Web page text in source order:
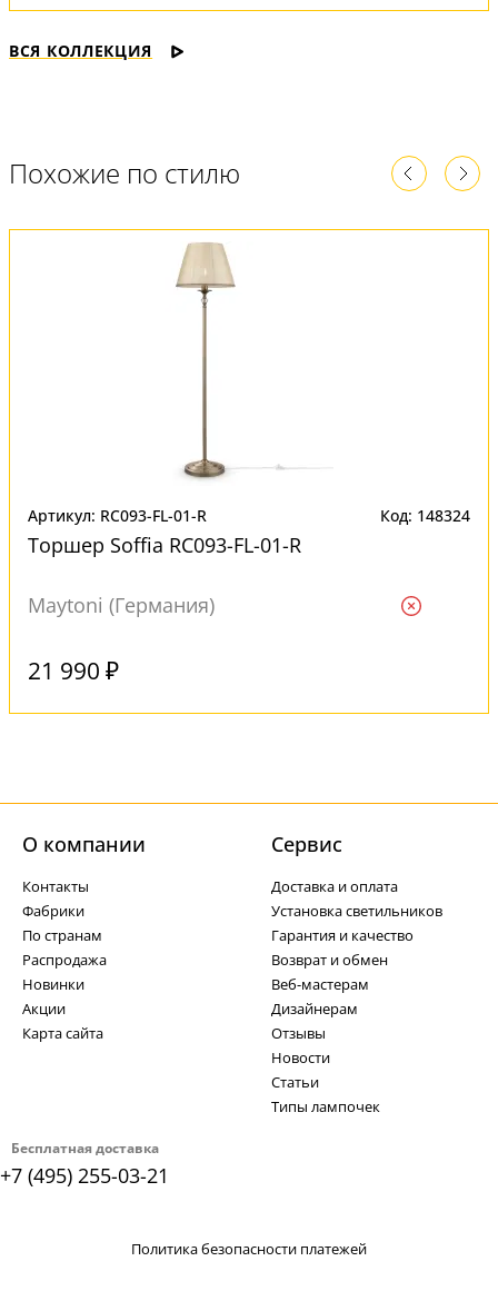
ВСЯ КОЛЛЕКЦИЯ
Похожие по стилю
Артикул: RC093-FL-01-R Код: 148324
Торшер Soffia RC093-FL-01-R
Maytoni (Германия)
21 990 ₽
Бесплатная доставка
+7 (495) 255-03-21
О компании
Контакты
Фабрики
По странам
Распродажа
Новинки
Акции
Карта сайта
Cервис
Доставка и оплата
Установка светильников
Гарантия и качество
Возврат и обмен
Веб-мастерам
Дизайнерам
Отзывы
Новости
Статьи
Типы лампочек
Политика безопасности платежей